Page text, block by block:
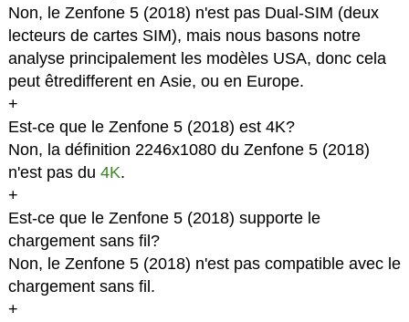
Non, le Zenfone 5 (2018) n'est pas Dual-SIM (deux
lecteurs de cartes SIM), mais nous basons notre
analyse principalement les modèles USA, donc cela
peut êtredifferent en Asie, ou en Europe.
+
Est-ce que le Zenfone 5 (2018) est 4K?
Non, la définition 2246x1080 du Zenfone 5 (2018)
n'est pas du 4K.
+
Est-ce que le Zenfone 5 (2018) supporte le
chargement sans fil?
Non, le Zenfone 5 (2018) n'est pas compatible avec le
chargement sans fil.
+